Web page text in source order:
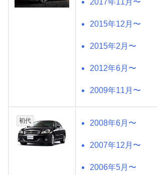
2017年11月〜
2015年12月〜
2015年2月〜
2012年6月〜
2009年11月〜
初代 2008年6月〜
2007年12月〜
2006年5月〜